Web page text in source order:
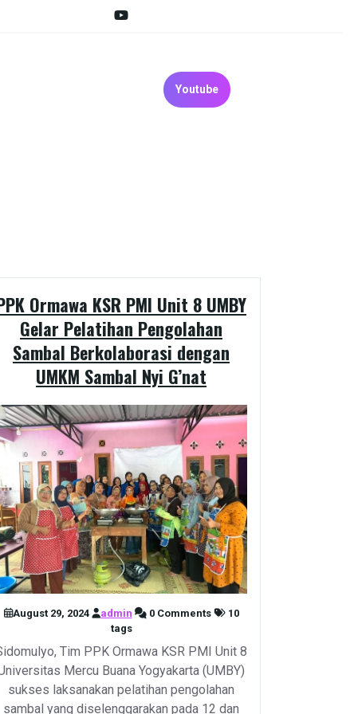
Youtube
Ormawa KSR PMI Unit 8 UMBY
Gelar Pelatihan Pengolahan
Sambal Berkolaborasi dengan
UMKM Sambal Nyi G’nat
August 29, 2024 admin 0 Comments
10
tags
Tim PPK Ormawa KSR PMI Unit 8
Mercu Buana Yogyakarta (UMBY)
sukses laksanakan pelatihan pengolahan
sambal yang diselenggarakan pada 12 dan